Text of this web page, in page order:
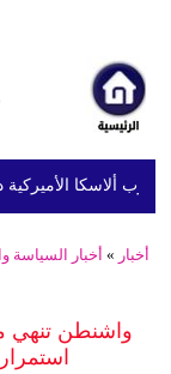
أخبار » أخبار السياسة
واشنطن تنهي